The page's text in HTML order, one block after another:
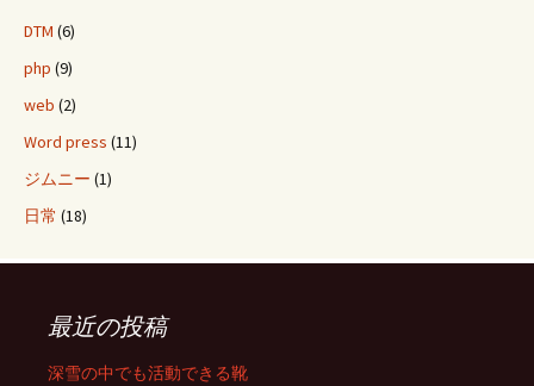
DTM (6)
php (9)
web (2)
Word press (11)
ジムニー (1)
日常 (18)
最近の投稿
深雪の中でも活動できる靴